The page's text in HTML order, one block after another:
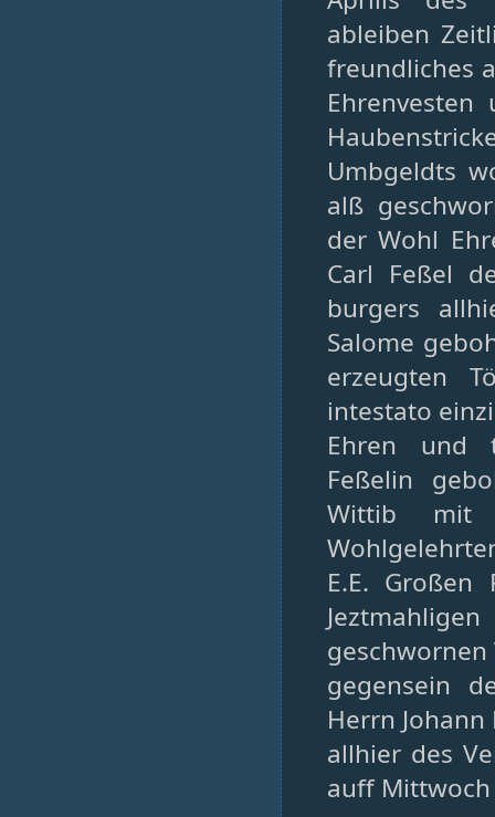
ableiben
freundliches
Ehrenvesten
Umbgeldts
alß
der Wohl
Carl Feßel
burgers
Salome
erzeugten
intestato
Ehren und
Feßelin
Wittib mit
E.E. Großen
gegensein
Herrn
allhier des
auff Mittwoch